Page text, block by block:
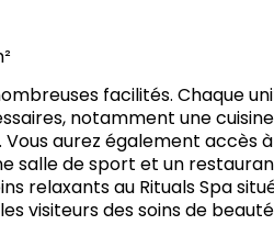
facilités. Chaque
notamment une
aurez également accès
salle de sport et un
relaxants au Rituals Spa
visiteurs des soins de